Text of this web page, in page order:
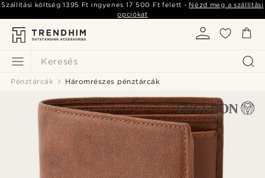
Keresés
Szállítási költség1395 Ft ingyenes 17 500 Ft felett - Nézd meg a szállítási
opciókat
Pénztárcák Háromrészes pénztárcák